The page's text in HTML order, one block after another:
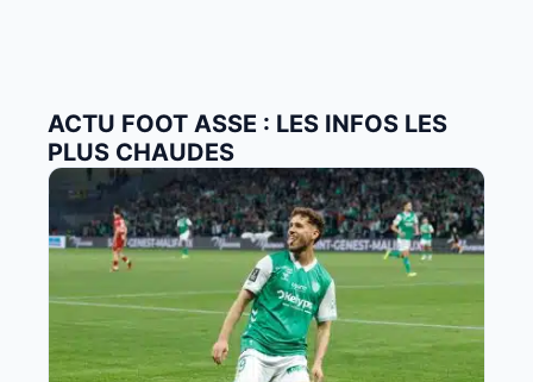
ACTU FOOT ASSE : LES INFOS LES
PLUS CHAUDES